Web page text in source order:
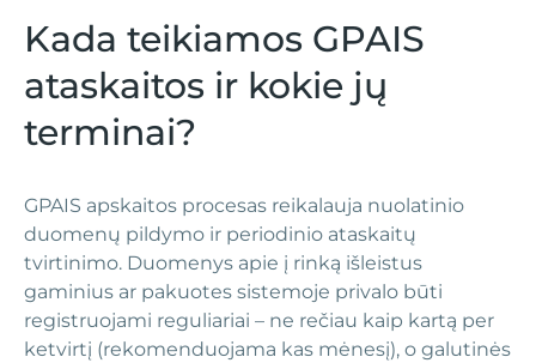
Kada teikiamos GPAIS
ataskaitos ir kokie jų
terminai?
GPAIS apskaitos procesas reikalauja nuolatinio
duomenų pildymo ir periodinio ataskaitų
tvirtinimo. Duomenys apie į rinką išleistus
gaminius ar pakuotes sistemoje privalo būti
registruojami reguliariai – ne rečiau kaip kartą per
ketvirtį (rekomenduojama kas mėnesį), o galutinės